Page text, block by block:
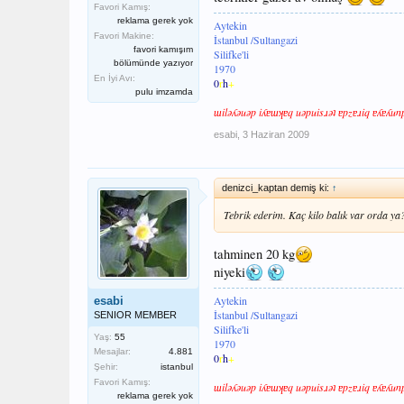
Favori Kamış:
reklama gerek yok
Favori Makine:
favori kamışım
bölümünde yazıyor
En İyi Avı:
pulu imzamda
Aytekin
İstanbul /Sultangazi
Silifke'li
1970
0rh+
ɯilǝʎǝuǝp iʎɐɯʞɐq uǝpuisɹǝʇ ɐpzɐɹiq
esabi 3 Haziran 2009
esabi
SENIOR MEMBER
Yaş: 55
Mesajlar:
4.881
Şehir:
istanbul
Favori Kamış:
reklama gerek yok
denizci_kaptan demiş ki: ↑
Tebrik ederim. Kaç kilo balık var orda
tahminen 20 kg
niyeki
Aytekin
İstanbul /Sultangazi
Silifke'li
1970
0rh+
ɯilǝʎǝuǝp iʎɐɯʞɐq uǝpuisɹǝʇ ɐpzɐɹiq